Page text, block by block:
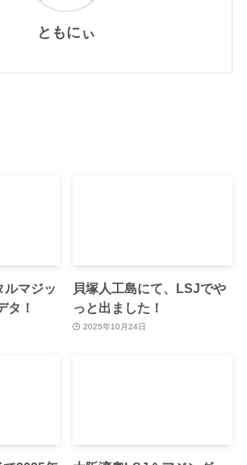
ともにぃ
ルマジッ
タ！
貝塚人工島にて、LSJでや
っと出ました！
2025年10月24日